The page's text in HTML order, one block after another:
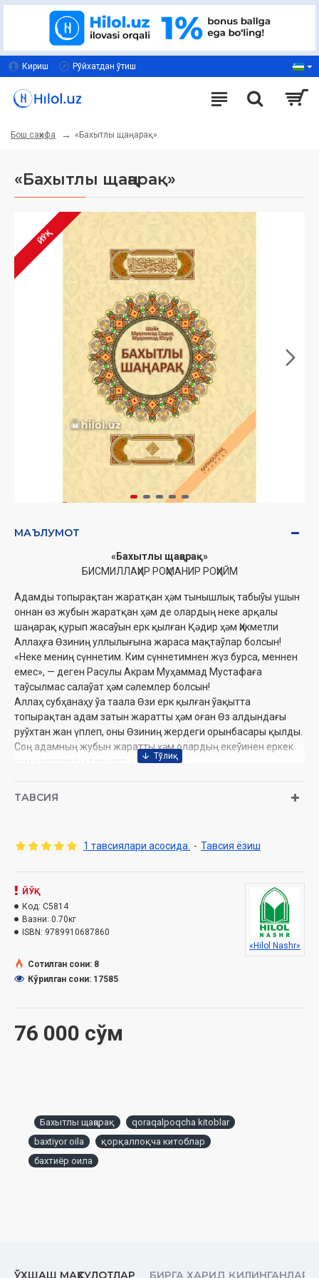
Кириш Рўйхатдан ўтиш
Бош саҳифа «Бахытлы щаңарақ»
«Бахытлы щаңарақ»
ЙЎҚ
МАЪЛУМОТ
«Бахытлы щаңарақ»
БИСМИЛЛАҲИР РОҲМАНИР РОҲИЙМ
Адамды топырақтан жаратқан ҳәм тынышлық табыўы ушын
оннан өз жубын жаратқан ҳәм де олардың неке арқалы
шаңарақ қурып жасаўын ерк қылған Қәдир ҳәм Ҳикметли
Аллаҳға Өзиниң уллылығына жараса мақтаўлар болсын!
«Неке мениң сүннетим. Ким сүннетимнен жүз бурса, меннен
емес», — деген Расулы Акрам Муҳаммад Мустафаға
таўсылмас салаўат ҳәм сәлемлер болсын!
Аллаҳ субҳанаҳу ўа таала Өзи ерк қылған ўақытта
топырақтан адам затын жаратты ҳәм оған Өз алдындағы
руўхтан жан үплеп, оны Өзиниң жердеги орынбасары қылды.
Соң адамның жубын жаратты ҳәм олардың екеўинен еркек
ҳәм ҳаялларды тарқатты.
ибарат етип жаратқанда олардың ҳәр бирине өзине тән
қайым боламан дегенге шекем ҳадалпәк жол менен даўам
Муаллиф:
Нашриёт: «Hilol-Nashr»
Сана: 2025 йил
ISBN:
Ўлчами: Ўлчами:
Муқоваси:
Өзбекстан Республикасы Дин ислери бойынша комитеттиң
2024-жыл 31-июльдеги 03-07/4631-санлы жуўмағы
Некеге шақырыў
Басшылардың ўазыйпасы
ТАВСИЯ
1 тавсиялари асосида. - Тавсия ёзиш
76 000 сўм
ЙЎҚ
Код: C5814
Вазни: 0.70кг
ISBN: 9789910687860
«Hilol Nashr»
Сотилган сони: 8
Кўрилган сони: 17585
Бахытлы щаңарақ
qoraqalpoqcha kitoblar
baxtiyor oila
қорқалпоқча китоблар
бахтиёр оила
ЎХШАШ МАҲСУЛОТЛАР БИРГА ХАРИД ҚИЛИНГАНЛАР